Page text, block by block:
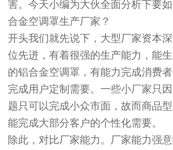
害。今天小编为大伙全面分析下要
合金空调罩生产厂家？
开头我们就先说下，大型厂家资本
位先进，有着很强的生产能力，能
的铝合金空调罩，有能力完成消费
完成用户定制需要。一些小厂家只
题只可以完成小众市面，故而商品
能完成大部分客户的个性化需要。
除此，对比厂家能力。厂家能力强